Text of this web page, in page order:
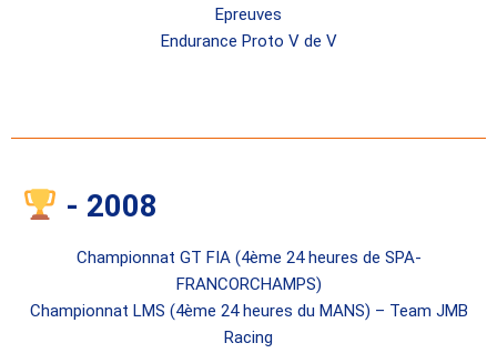
Epreuves
Endurance Proto V de V
- 2008
Championnat GT FIA (4ème 24 heures de SPA-
FRANCORCHAMPS)
Championnat LMS (4ème 24 heures du MANS) – Team JMB
Racing